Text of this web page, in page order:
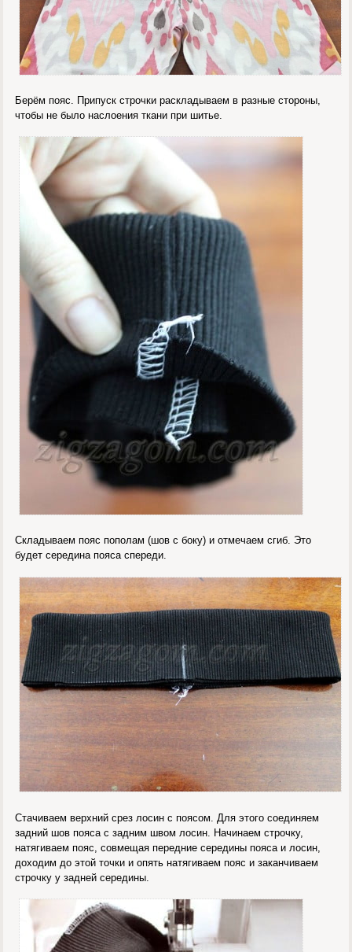
Берём пояс. Припуск строчки раскладываем в разные стороны,
чтобы не было наслоения ткани при шитье.
Складываем пояс пополам (шов с боку) и отмечаем сгиб. Это
будет середина пояса спереди.
Стачиваем верхний срез лосин с поясом. Для этого соединяем
задний шов пояса с задним швом лосин. Начинаем строчку,
натягиваем пояс, совмещая передние середины пояса и лосин,
доходим до этой точки и опять натягиваем пояс и заканчиваем
строчку у задней середины.